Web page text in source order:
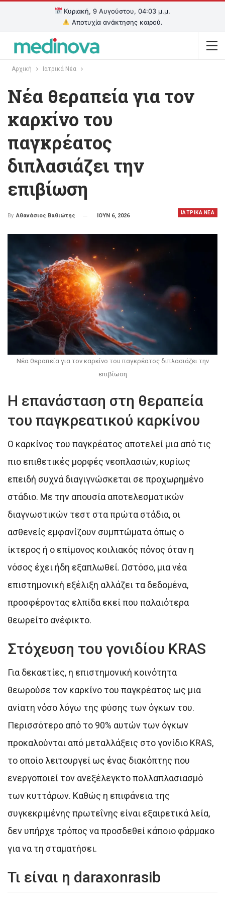
Κυριακή, 9 Αυγούστου, 04:03 μ.μ.
Αποτυχία ανάκτησης καιρού.
Αρχική Ιατρικά Νέα
Νέα θεραπεία για τον
καρκίνο του
παγκρέατος
διπλασιάζει την
επιβίωση
ΙΑΤΡΙΚΑ ΝΕΑ
By Αθανάσιος Βαθιώτης ΙΟΥΝ 6, 2026
Νέα θεραπεία για τον καρκίνο του παγκρέατος διπλασιάζει την
επιβίωση
Η επανάσταση στη θεραπεία
του παγκρεατικού καρκίνου
Ο καρκίνος του παγκρέατος αποτελεί μια από τις
πιο επιθετικές μορφές νεοπλασιών, κυρίως
επειδή συχνά διαγιγνώσκεται σε προχωρημένο
στάδιο. Με την απουσία αποτελεσματικών
διαγνωστικών τεστ στα πρώτα στάδια, οι
ασθενείς εμφανίζουν συμπτώματα όπως ο
ίκτερος ή ο επίμονος κοιλιακός πόνος όταν η
νόσος έχει ήδη εξαπλωθεί. Ωστόσο, μια νέα
επιστημονική εξέλιξη αλλάζει τα δεδομένα,
προσφέροντας ελπίδα εκεί που παλαιότερα
θεωρείτο ανέφικτο.
Στόχευση του γονιδίου KRAS
Για δεκαετίες, η επιστημονική κοινότητα
θεωρούσε τον καρκίνο του παγκρέατος ως μια
ανίατη νόσο λόγω της φύσης των όγκων του.
Περισσότερο από το 90% αυτών των όγκων
προκαλούνται από μεταλλάξεις στο γονίδιο KRAS,
το οποίο λειτουργεί ως ένας διακόπτης που
ενεργοποιεί τον ανεξέλεγκτο πολλαπλασιασμό
των κυττάρων. Καθώς η επιφάνεια της
συγκεκριμένης πρωτεΐνης είναι εξαιρετικά λεία,
δεν υπήρχε τρόπος να προσδεθεί κάποιο φάρμακο
για να τη σταματήσει.
Τι είναι η daraxonrasib